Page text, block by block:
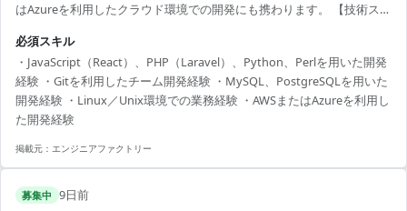
はAzureを利用したクラウド環境での開発にも携わります。 【技術スタ
ームワーク：React、Laravel ・インフラ：AWS、Azure ・データベー
ス：MySQL、PostgreSQL、DynamoDB ・OS：Linux、Unix ・構成管
理：Ansible ・バージョン管理：Git
必須スキル
・JavaScript（React）、PHP（Laravel）、Python、Perlを用いた開発
経験 ・Gitを利用したチーム開発経験 ・MySQL、PostgreSQLを用いた
開発経験 ・Linux／Unix環境での業務経験 ・AWSまたはAzureを利用し
た開発経験
掲載元： エンジニアファクトリー
募集中 9日前